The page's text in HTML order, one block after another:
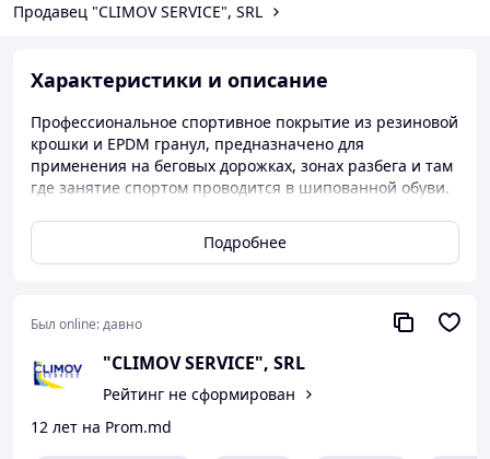
Продавец "CLIMOV SERVICE", SRL
Характеристики и описание
Профессиональное спортивное покрытие из резиновой
крошки и EPDM гранул, предназначено для
применения на беговых дорожках, зонах разбега и там
где занятие спортом проводится в шипованной обуви.
антискользящее, выдерживает повышенные
механические нагрузки.
беговых дорожек, как правило, имеет яркий цвет
(оранжевый, светло-коричневый и др), отличается
эластичностью и износостойкостью. Бегать на такой
дорожке гораздо безопаснее, чем на пластиковом,
Подробнее
Был online:давно
"CLIMOV SERVICE", SRL
Рейтинг не сформирован
12 лет на Prom.md